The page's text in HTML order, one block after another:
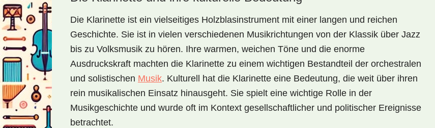
Die Klarinette ist ein vielseitiges Holzblasinstrument mit einer langen und reichen
Geschichte. Sie ist in vielen verschiedenen Musikrichtungen von der Klassik über Jazz
bis zu Volksmusik zu hören. Ihre warmen, weichen Töne und die enorme
Ausdruckskraft machten die Klarinette zu einem wichtigen Bestandteil der orchestralen
und solistischen Musik. Kulturell hat die Klarinette eine Bedeutung, die weit über ihren
rein musikalischen Einsatz hinausgeht. Sie spielt eine wichtige Rolle in der
Musikgeschichte und wurde oft im Kontext gesellschaftlicher und politischer Ereignisse
betrachtet.